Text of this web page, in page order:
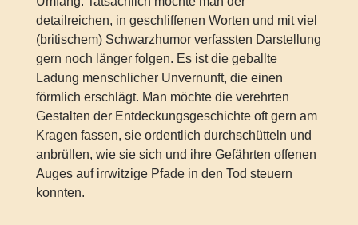
detailreichen, in geschliffenen Worten und mit viel
(britischem) Schwarzhumor verfassten Darstellung
gern noch länger folgen. Es ist die geballte
Ladung menschlicher Unvernunft, die einen
förmlich erschlägt. Man möchte die verehrten
Gestalten der Entdeckungsgeschichte oft gern am
Kragen fassen, sie ordentlich durchschütteln und
anbrüllen, wie sie sich und ihre Gefährten offenen
Auges auf irrwitzige Pfade in den Tod steuern
konnten.